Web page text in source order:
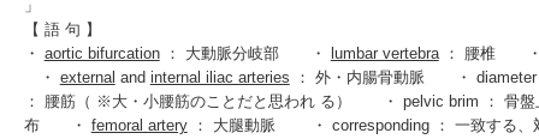
」
【 語 句 】
・ aortic bifurcation： 大動脈分岐部 ・ lumbar vertebra： 腰椎 ・
・ external and internal iliac arteries ： 外・内腸骨動脈 ・
： 腰筋（ ※大・小腰筋のことだと思われ る） ・ pelvic brim ：
布 ・ femoral artery： 大腿動脈 ・ corresponding ： 一致する